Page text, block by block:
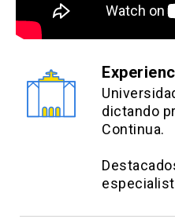
dictando
Continua.